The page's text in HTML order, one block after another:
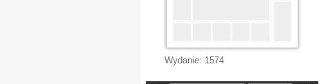
Wydanie: 1574